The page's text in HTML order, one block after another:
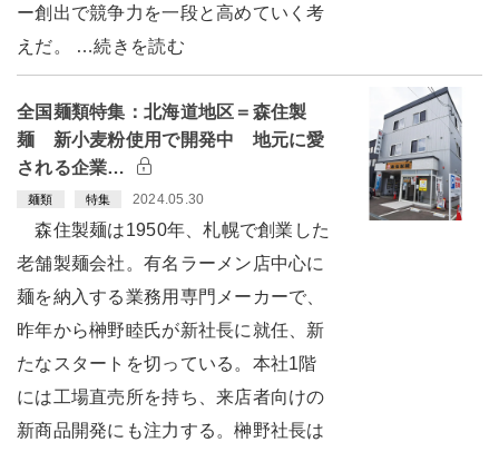
ー創出で競争力を一段と高めていく考
えだ。 …続きを読む
全国麺類特集：北海道地区＝森住製
麺 新小麦粉使用で開発中 地元に愛
される企業…
麺類 特集 2024.05.30
森住製麺は1950年、札幌で創業した
老舗製麺会社。有名ラーメン店中心に
麺を納入する業務用専門メーカーで、
昨年から榊野睦氏が新社長に就任、新
たなスタートを切っている。本社1階
には工場直売所を持ち、来店者向けの
新商品開発にも注力する。榊野社長は